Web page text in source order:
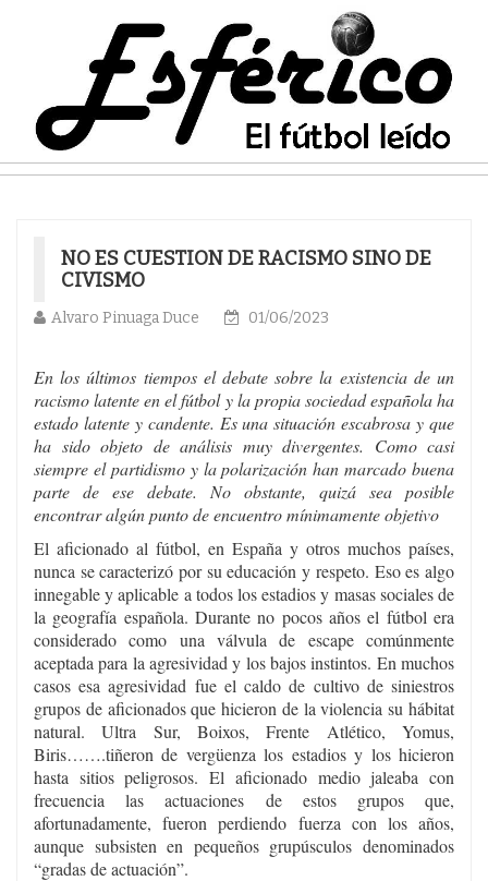
NO ES CUESTION DE RACISMO SINO DE
CIVISMO
Alvaro Pinuaga Duce 01/06/2023
En los últimos tiempos el debate sobre la existencia de un
racismo latente en el fútbol y la propia sociedad española ha
estado latente y candente. Es una situación escabrosa y que
ha sido objeto de análisis muy divergentes. Como casi
siempre el partidismo y la polarización han marcado buena
parte de ese debate. No obstante, quizá sea posible
encontrar algún punto de encuentro mínimamente objetivo
El aficionado al fútbol, en España y otros muchos países,
nunca se caracterizó por su educación y respeto. Eso es algo
innegable y aplicable a todos los estadios y masas sociales de
la geografía española. Durante no pocos años el fútbol era
considerado como una válvula de escape comúnmente
aceptada para la agresividad y los bajos instintos. En muchos
casos esa agresividad fue el caldo de cultivo de siniestros
grupos de aficionados que hicieron de la violencia su hábitat
natural. Ultra Sur, Boixos, Frente Atlético, Yomus,
Biris…….tiñeron de vergüenza los estadios y los hicieron
hasta sitios peligrosos. El aficionado medio jaleaba con
frecuencia las actuaciones de estos grupos que,
afortunadamente, fueron perdiendo fuerza con los años,
aunque subsisten en pequeños grupúsculos denominados
“gradas de actuación”.